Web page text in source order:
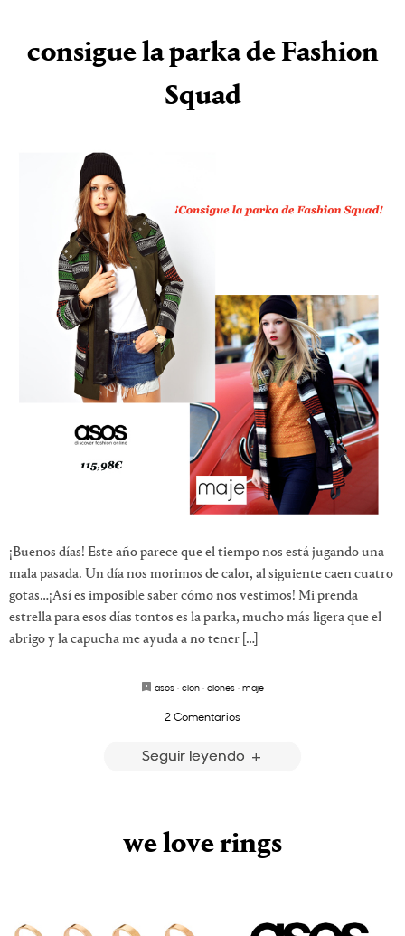
consigue la parka de Fashion
Squad
¡Buenos días! Este año parece que el tiempo nos está jugando una
mala pasada. Un día nos morimos de calor, al siguiente caen cuatro
gotas…¡Así es imposible saber cómo nos vestimos! Mi prenda
estrella para esos días tontos es la parka, mucho más ligera que el
abrigo y la capucha me ayuda a no tener […]
asos · clon · clones · maje
2 Comentarios
Seguir leyendo
we love rings